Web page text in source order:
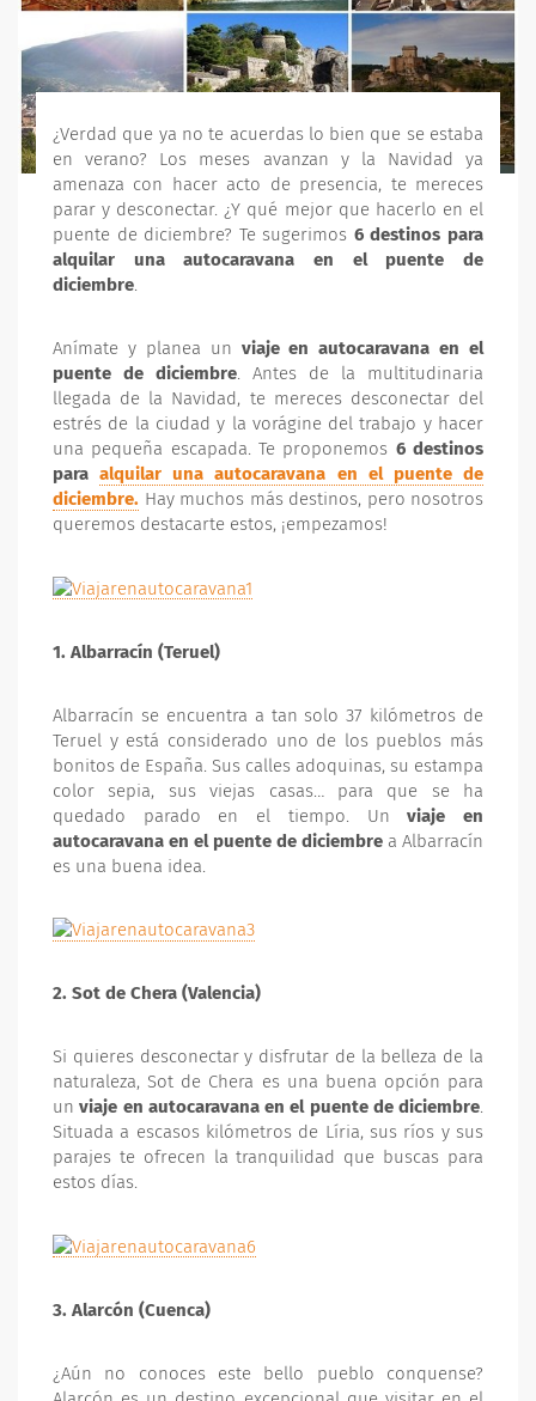
¿Verdad que ya no te acuerdas lo bien que se estaba
en verano? Los meses avanzan y la Navidad ya
amenaza con hacer acto de presencia, te mereces
parar y desconectar. ¿Y qué mejor que hacerlo en el
puente de diciembre? Te sugerimos 6 destinos para
alquilar una autocaravana en el puente de
diciembre.
Anímate y planea un viaje en autocaravana en el
puente de diciembre. Antes de la multitudinaria
llegada de la Navidad, te mereces desconectar del
estrés de la ciudad y la vorágine del trabajo y hacer
una pequeña escapada. Te proponemos 6 destinos
paraalquilar una autocaravana en el puente de
diciembre. Hay muchos más destinos, pero nosotros
queremos destacarte estos, ¡empezamos!
1. Albarracín (Teruel)
Albarracín se encuentra a tan solo 37 kilómetros de
Teruel y está considerado uno de los pueblos más
bonitos de España. Sus calles adoquinas, su estampa
color sepia, sus viejas casas… para que se ha
quedado parado en el tiempo. Unviaje en
autocaravana en el puente de diciembre a Albarracín
es una buena idea.
2. Sot de Chera (Valencia)
Si quieres desconectar y disfrutar de la belleza de la
naturaleza, Sot de Chera es una buena opción para
unviaje en autocaravana en el puente de diciembre.
Situada a escasos kilómetros de Líria, sus ríos y sus
parajes te ofrecen la tranquilidad que buscas para
estos días.
3. Alarcón (Cuenca)
¿Aún no conoces este bello pueblo conquense?